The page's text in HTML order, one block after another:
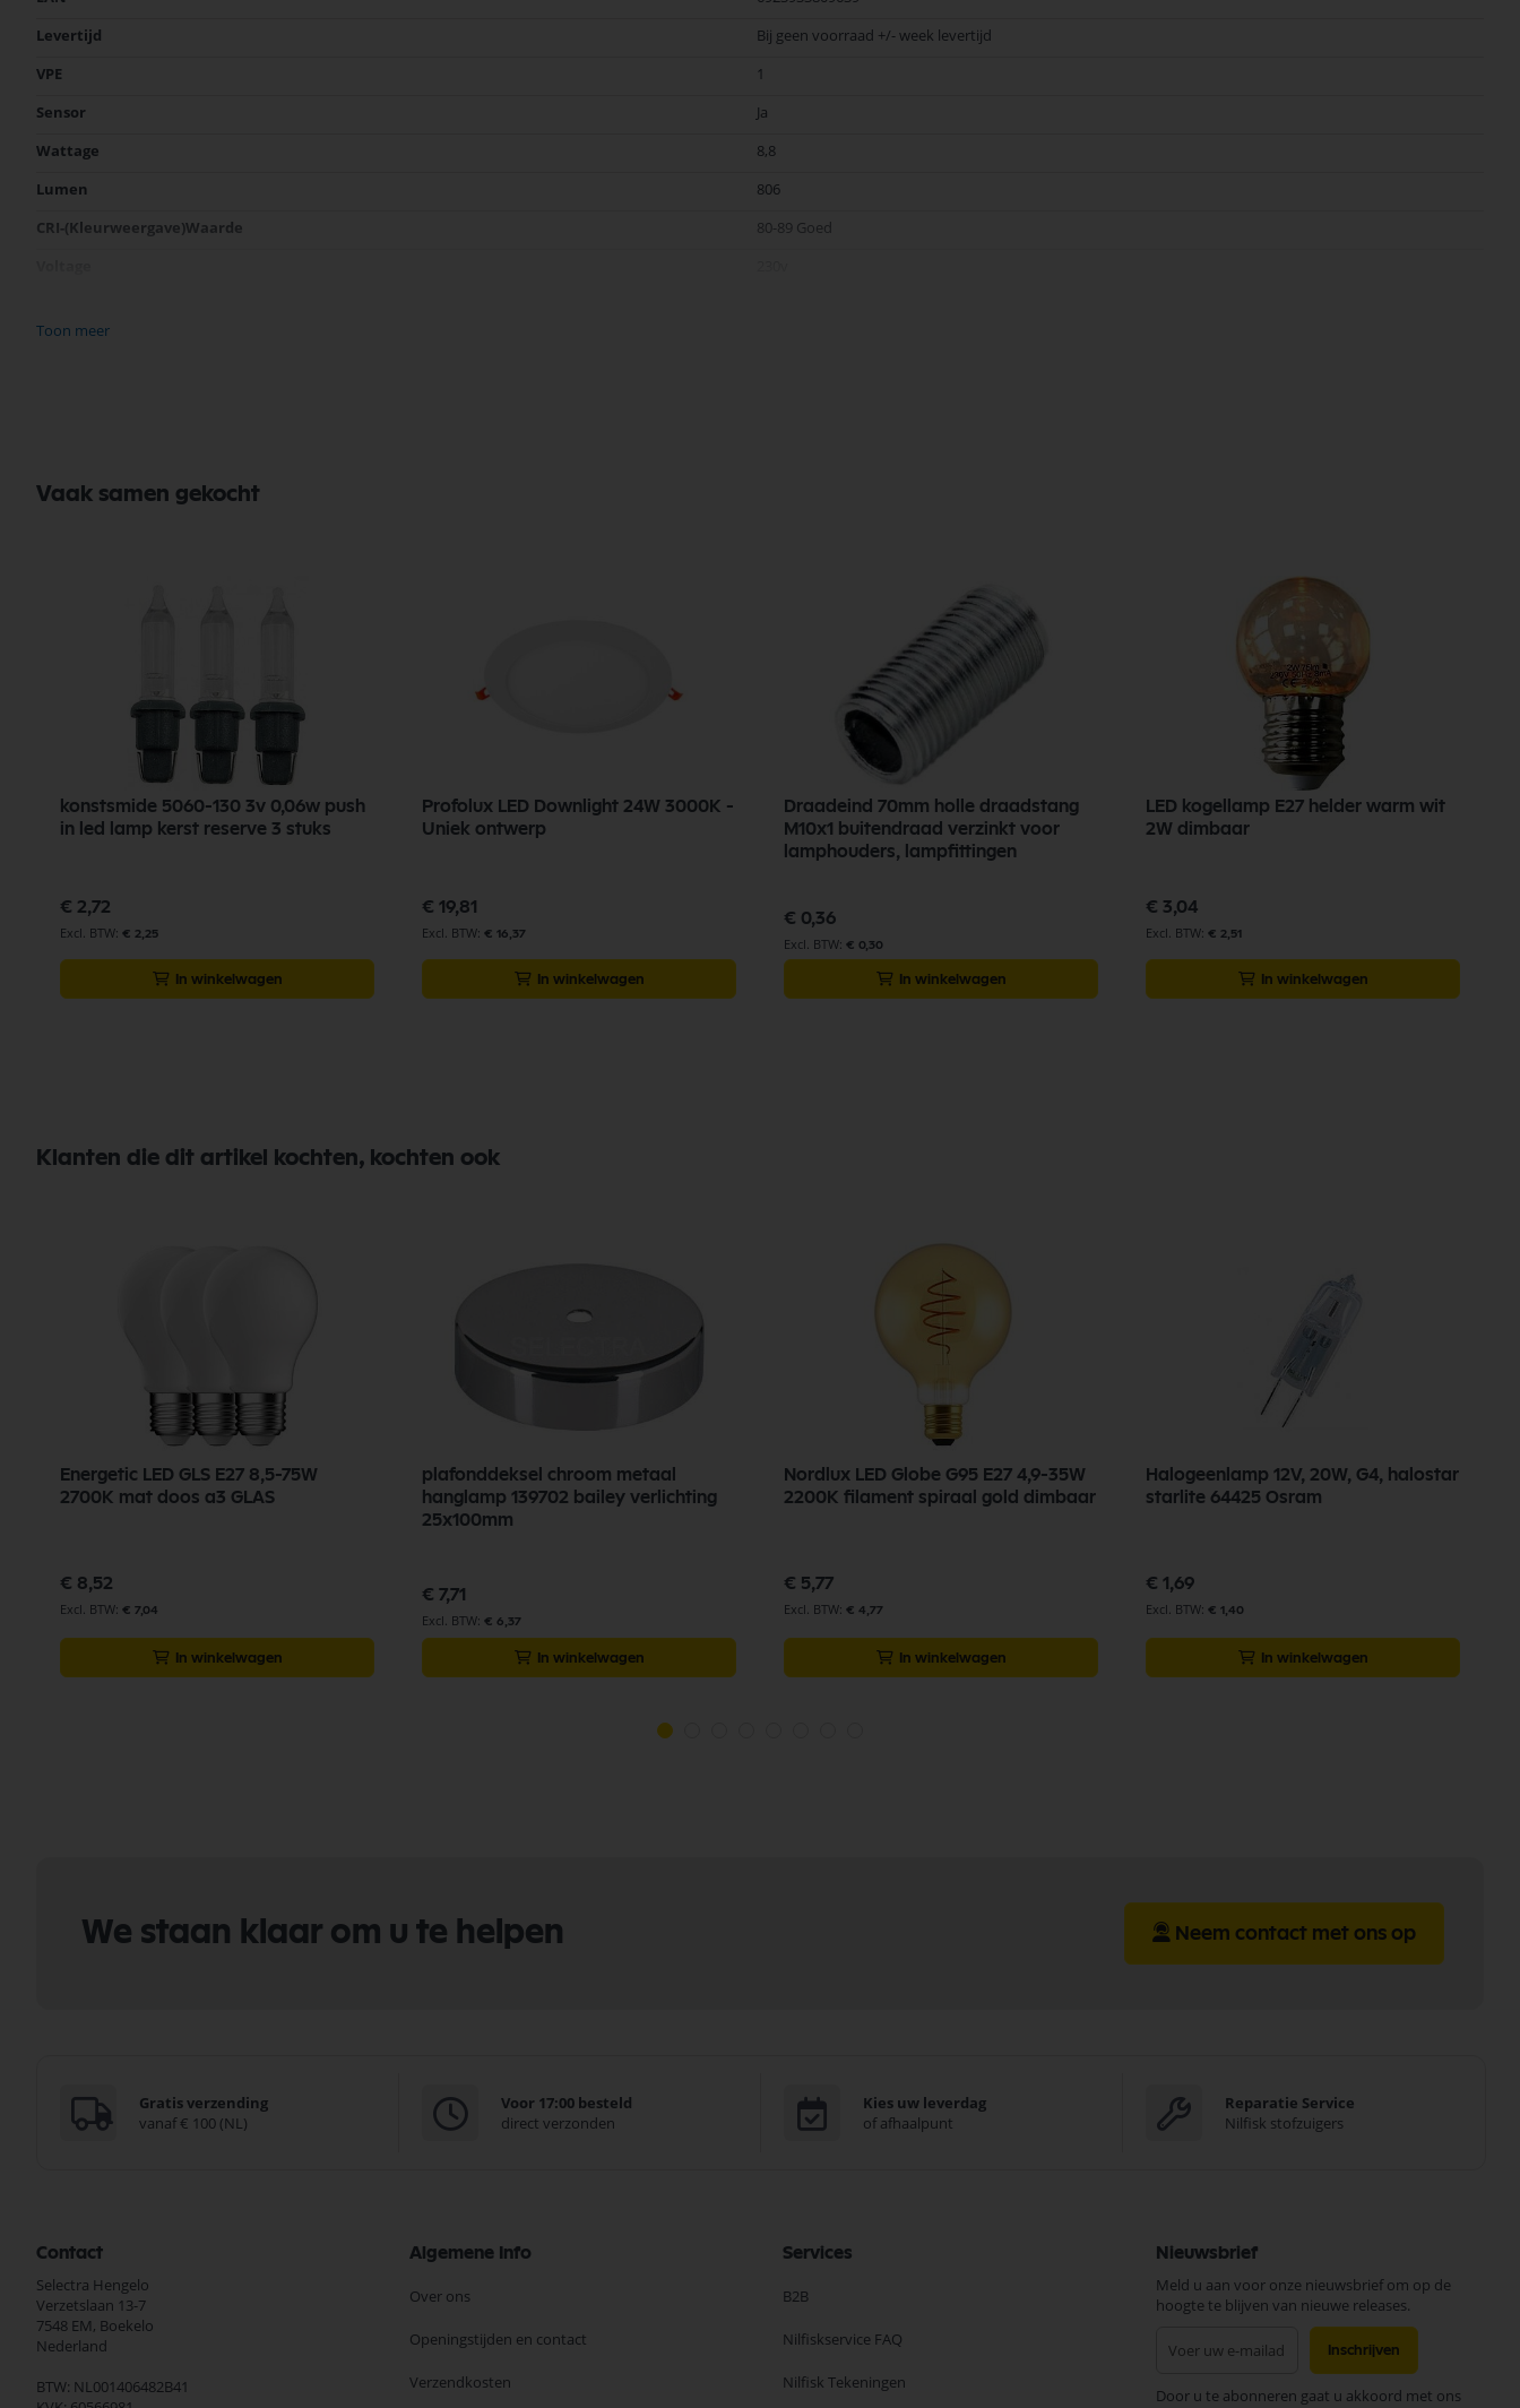
Levertijd
Bij geen voorraad +/- week levertijd
VPE
1
Sensor
Ja
Wattage
8,8
Lumen
806
CRI-(Kleurweergave)Waarde
80-89 Goed
Lichtkleur (Kelvin)
Toon meer
Vaak samen gekocht
konstsmide 5060-130 3v 0,06w push
in led lamp kerst reserve 3 stuks
€ 2,72
€ 2,25
In winkelwagen
Profolux LED Downlight 24W 3000K -
Uniek ontwerp
€ 19,81
€ 16,37
In winkelwagen
Draadeind 70mm holle draadstang
M10x1 buitendraad verzinkt voor
lamphouders, lampfittingen
€ 0,36
€ 0,30
In winkelwagen
LED kogellamp E27 helder warm wit
2W dimbaar
€ 3,04
€ 2,51
In winkelwagen
Klanten die dit artikel kochten, kochten ook
Energetic LED GLS E27 8,5-75W
2700K mat doos a3 GLAS
€ 8,52
€ 7,04
In winkelwagen
plafonddeksel chroom metaal
hanglamp 139702 bailey verlichting
25x100mm
€ 7,71
€ 6,37
In winkelwagen
Nordlux LED Globe G95 E27 4,9-35W
2200K filament spiraal gold dimbaar
€ 5,77
€ 4,77
In winkelwagen
Halogeenlamp 12V, 20W, G4, halostar
starlite 64425 Osram
€ 1,69
€ 1,40
In winkelwagen
We staan klaar om u te helpen Neem contact met ons op
Gratis verzending
vanaf € 100 (NL)
Voor 17:00 besteld
direct verzonden
Kies uw leverdag
of afhaalpunt
Reparatie Service
Nilfisk stofzuigers
Contact
Selectra Hengelo
Verzetslaan 13-7
7548 EM, Boekelo
Nederland
BTW: NL001406482B41
Algemene Info
Over ons
Openingstijden en contact
Verzendkosten
Services
B2B
Nilfiskservice FAQ
Nilfisk Tekeningen
Nieuwsbrief
Meld u aan voor onze nieuwsbrief om op de
hoogte te blijven van nieuwe releases.
onze
Inschrijven
Door u te abonneren gaat u akkoord met ons